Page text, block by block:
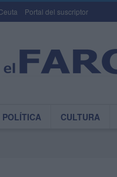
Portal del suscriptor
POLÍTICA CULTURA